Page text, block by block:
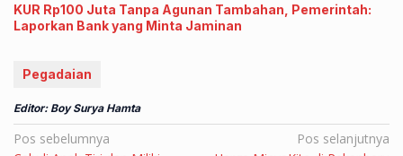
KUR Rp100 Juta Tanpa Agunan Tambahan, Pemerintah:
Laporkan Bank yang Minta Jaminan
Pegadaian
Editor: Boy Surya Hamta
Navigasi
Pos sebelumnya
Pos selanjutnya